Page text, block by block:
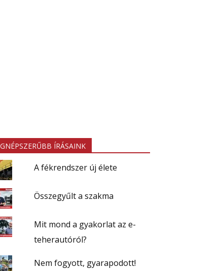
ÍRÁSAINK
A fékrendszer új élete
Összegyűlt a szakma
Mit mond a gyakorlat az e-
teherautóról?
Nem fogyott, gyarapodott!